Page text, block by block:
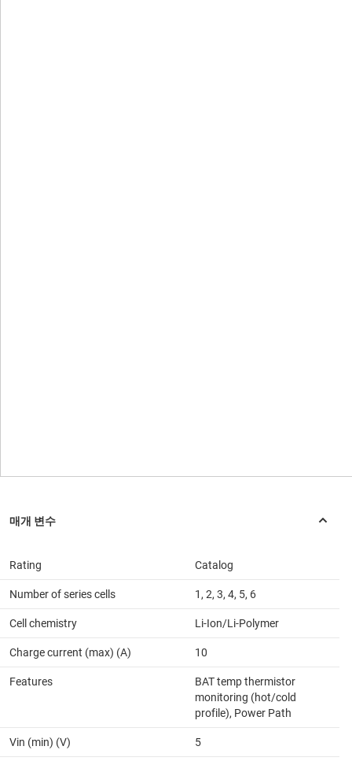
Rating Catalog
Number of series cells 1, 2, 3, 4, 5, 6
Cell chemistry Li-Ion/Li-Polymer
Charge current (max) (A) 10
Features
BAT temp thermistor
monitoring (hot/cold
profile), Power Path
Vin (min) (V) 5